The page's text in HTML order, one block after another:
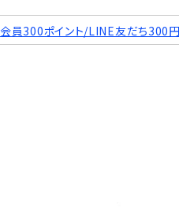
会員300ポイント/LINE友だち300